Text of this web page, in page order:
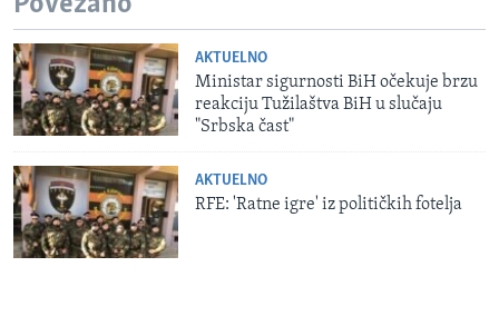
AKTUELNO
Ministar sigurnosti BiH očekuje brzu
reakciju Tužilaštva BiH u slučaju
"Srbska čast"
AKTUELNO
RFE: 'Ratne igre' iz političkih fotelja